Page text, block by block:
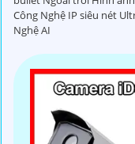
Camera của
thương hiệu hàng
Với các tính năng và
không chỉchắc chắn
đem đến sự tin cậy
Nếu quý vị quan tâm
rẻ và chuyên nghiệp
Công Nghệ IP siêu nét
Nghệ AI